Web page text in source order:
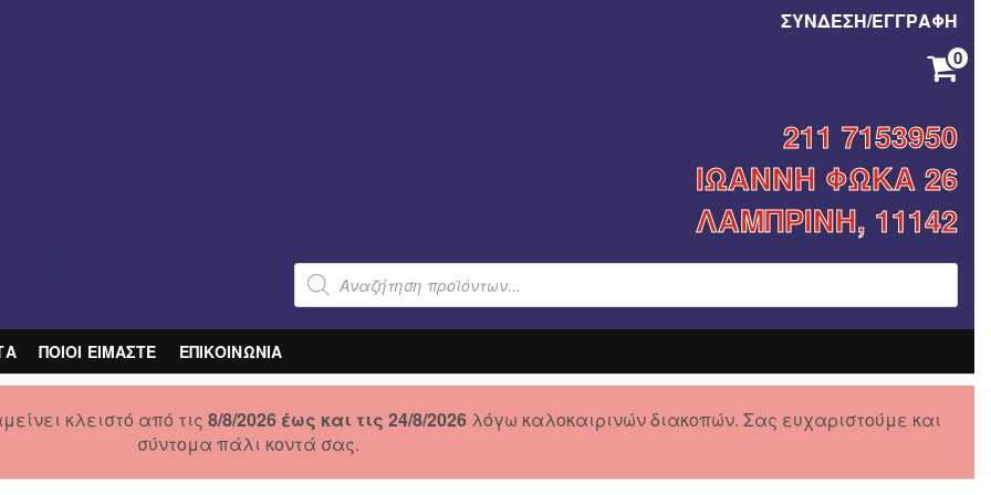
ΣΥΝΔΕΣΗ/ΕΓΓΡΑΦΗ
0
211 7153950
ΙΩΑΝΝΗ ΦΩΚΑ 26
ΛΑΜΠΡΙΝΗ, 11142
Products
search
ΠΟΙΟΙ ΕΙΜΑΣΤΕ ΕΠΙΚΟΙΝΩΝΙΑ
κλειστό από τις 8/8/2026 έως και τις 24/8/2026 λόγω καλοκαιρινών διακοπών. Σας ευχαριστούμε και
σύντομα πάλι κοντά σας.